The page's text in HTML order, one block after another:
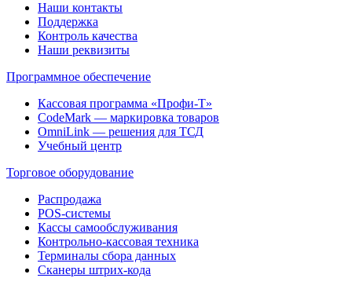
Наши контакты
Поддержка
Контроль качества
Наши реквизиты
Программное обеспечение
Кассовая программа «Профи-Т»
CodeMark — маркировка товаров
OmniLink — решения для ТСД
Учебный центр
Торговое оборудование
Распродажа
POS-системы
Кассы самообслуживания
Контрольно-кассовая техника
Терминалы сбора данных
Сканеры штрих-кода